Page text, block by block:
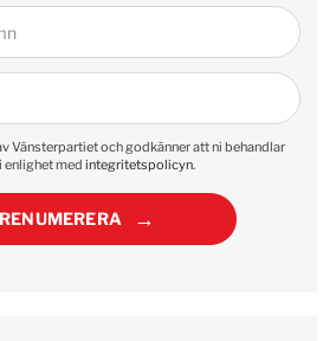
Vänsterpartiet och godkänner att ni behandlar
med integritetspolicyn.